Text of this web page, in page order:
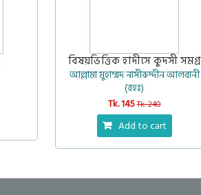
বিষয়ভিত্তিক হাদীসে কুদসী সমগ্র
আল্লামা মুহাম্মদ নাসীরুদ্দীন আলবানী
(রহঃ)
Tk. 145Tk. 240
Add to cart